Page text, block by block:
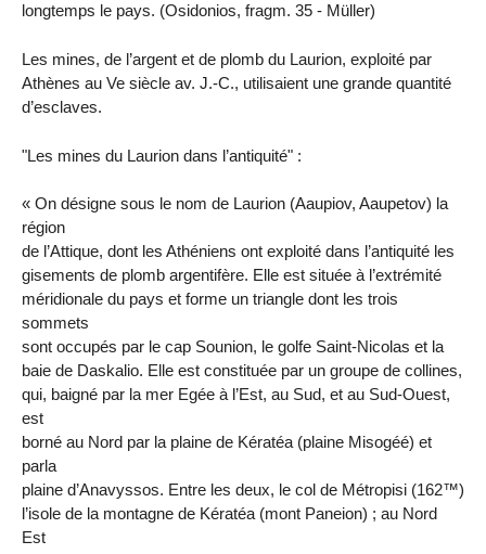
longtemps le pays. (Osidonios, fragm. 35 - Müller)
Les mines, de l’argent et de plomb du Laurion, exploité par
Athènes au Ve siècle av. J.-C., utilisaient une grande quantité
d’esclaves.
"Les mines du Laurion dans l’antiquité" :
« On désigne sous le nom de Laurion (Aaupiov, Aaupetov) la
région
de l’Attique, dont les Athéniens ont exploité dans l’antiquité les
gisements de plomb argentifère. Elle est située à l’extrémité
méridionale du pays et forme un triangle dont les trois
sommets
sont occupés par le cap Sounion, le golfe Saint-Nicolas et la
baie de Daskalio. Elle est constituée par un groupe de collines,
qui, baigné par la mer Egée à l’Est, au Sud, et au Sud-Ouest,
est
borné au Nord par la plaine de Kératéa (plaine Misogéé) et
parla
plaine d’Anavyssos. Entre les deux, le col de Métropisi (162™)
l’isole de la montagne de Kératéa (mont Paneion) ; au Nord
Est